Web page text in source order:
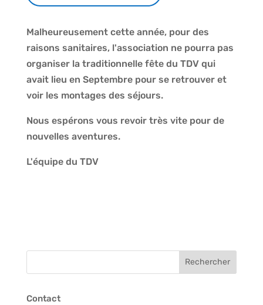
Malheureusement cette année, pour des
raisons sanitaires, l'association ne pourra pas
organiser la traditionnelle fête du TDV qui
avait lieu en Septembre pour se retrouver et
voir les montages des séjours.
Nous espérons vous revoir très vite pour de
nouvelles aventures.
L'équipe du TDV
Contact